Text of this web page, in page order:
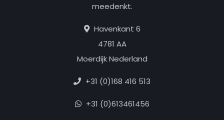
meedenkt.
Havenkant 6
4781 AA
Moerdijk Nederland
+31 (0)168 416 513
+31 (0)613461456